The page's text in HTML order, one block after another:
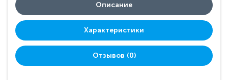
Описание
Характеристики
Отзывов (0)